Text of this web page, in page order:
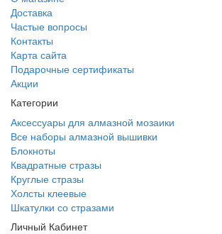
Доставка
Частые вопросы
Контакты
Карта сайта
Подарочные сертификаты
Акции
Категории
Аксессуары для алмазной мозаики
Все наборы алмазной вышивки
Блокноты
Квадратные стразы
Круглые стразы
Холсты клеевые
Шкатулки со стразами
Личный Кабинет